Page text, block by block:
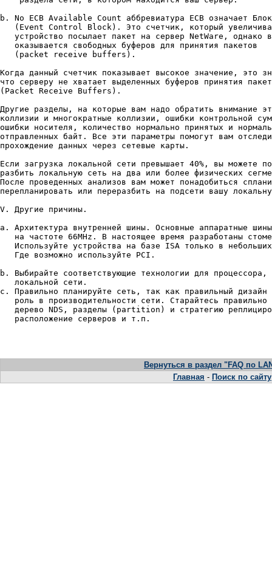
b. No ECB Available Count аббревиатура ECB означает
(Event Control Block). Это счетчик, который
устройство посылает пакет на сервер NetWare, однако
   оказывается свободных буферов для принятия пакетов
   (packet receive buffers).
Когда данный счетчик показывает высокое значение, это
что серверу не хватает выделенных буферов принятия
(Packet Receive Buffers).
Другие разделы, на которые вам надо обратить внимание
коллизии и многократные коллизии, ошибки контрольной
ошибки носителя, количество нормально принятых и
отправленных байт. Все эти параметры помогут вам
прохождение данных через сетевые карты.
Если загрузка локальной сети превышает 40%, вы можете
разбить локальную сеть на два или более физических
После проведенных анализов вам может понадобиться
перепланировать или переразбить на подсети вашу
V. Другие причины.
a. Архитектура внутренней шины. Основные аппаратные
на частоте 66MHz. В настоящее время разработаны
Используйте устройства на базе ISA только в
   Где возможно используйте PCI.
b. Выбирайте соответствующие технологии для
   локальной сети.
c. Правильно планируйте сеть, так как правильный дизайн
роль в производительности сети. Старайтесь правильно
дерево NDS, разделы (partition) и стратегию
   расположение серверов и т.п.
Вернуться в раздел "FAQ по
Главная - Поиск по сайту